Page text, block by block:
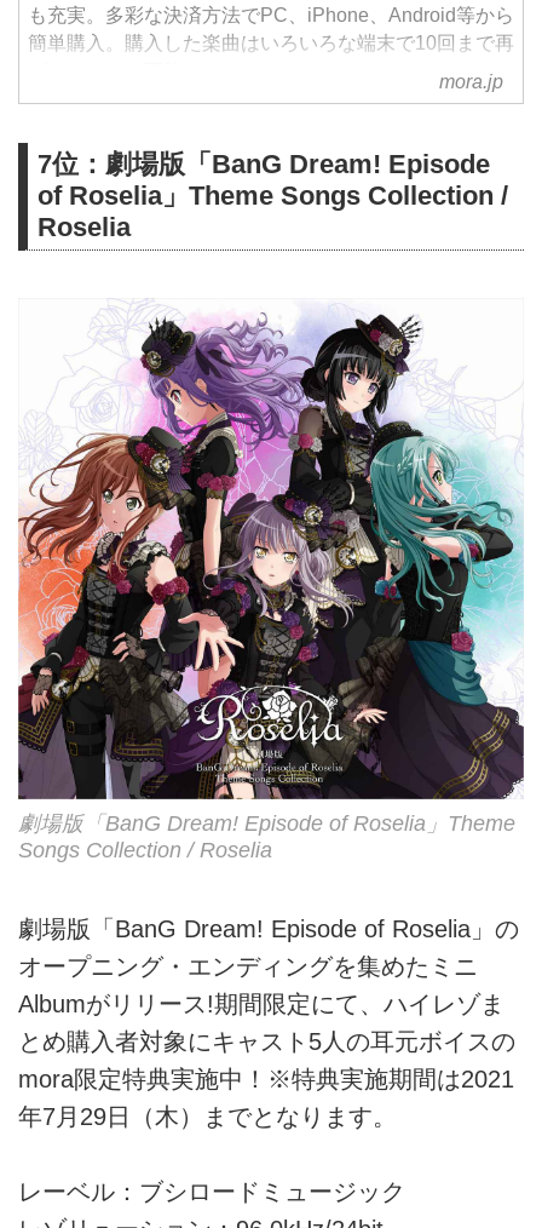
も充実。多彩な決済方法でPC、iPhone、Android等から
簡単購入。購入した楽曲はいろいろな端末で10回まで再
mora.jp
7位：劇場版「BanG Dream! Episode
of Roselia」Theme Songs Collection /
Roselia
劇場版「BanG Dream! Episode of Roselia」Theme
Songs Collection / Roselia
劇場版「BanG Dream! Episode of Roselia」の
オープニング・エンディングを集めたミニ
Albumがリリース!期間限定にて、ハイレゾま
とめ購入者対象にキャスト5人の耳元ボイスの
mora限定特典実施中！※特典実施期間は2021
年7月29日（木）までとなります。
レーベル：ブシロードミュージック